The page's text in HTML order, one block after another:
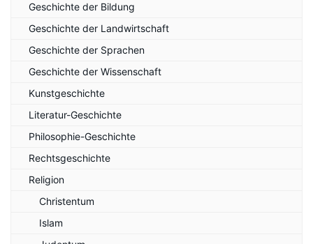
Geschichte der Bildung
Geschichte der Landwirtschaft
Geschichte der Sprachen
Geschichte der Wissenschaft
Kunstgeschichte
Literatur-Geschichte
Philosophie-Geschichte
Rechtsgeschichte
Religion
Christentum
Islam